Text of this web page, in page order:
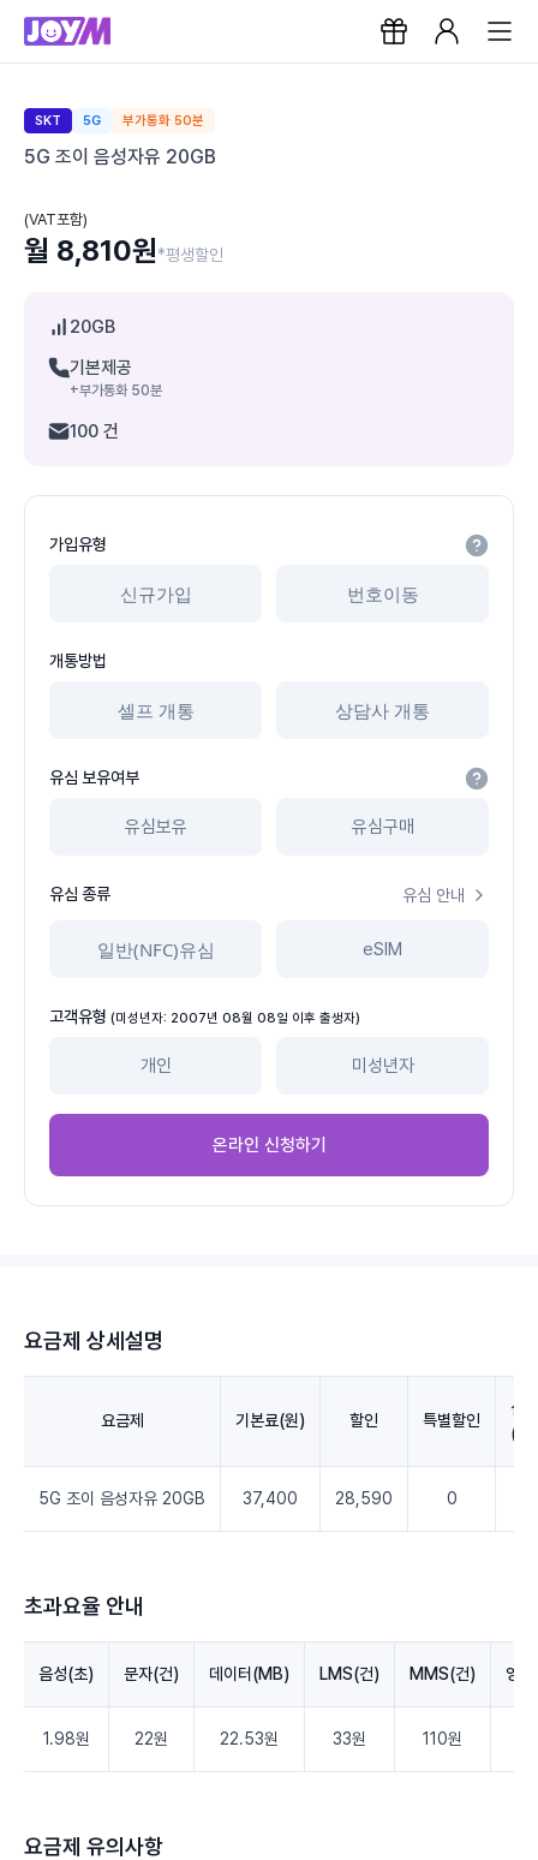
SKT 5G 부가통화 50분
5G 조이 음성자유 20GB
(VAT포함)
월 8,810원*평생할인
20GB
기본제공
+부가통화 50분
100 건
가입유형
신규가입 번호이동
개통방법
셀프 개통 상담사 개통
유심 보유여부
유심보유 유심구매
유심 종류 유심 안내
일반(NFC)유심 eSIM
고객유형 (미성년자: 2007년 08월 08일 이후 출생자)
개인 미성년자
온라인 신청하기
요금제 상세설명
요금제 기본료(원) 할인 특별할인
실
5G 조이 음성자유 20GB 37,400 28,590 0
초과요율 안내
음성(초) 문자(건) 데이터(MB) LMS(건) MMS(건) 영
1.98원 22원 22.53원 33원 110원
요금제 유의사항